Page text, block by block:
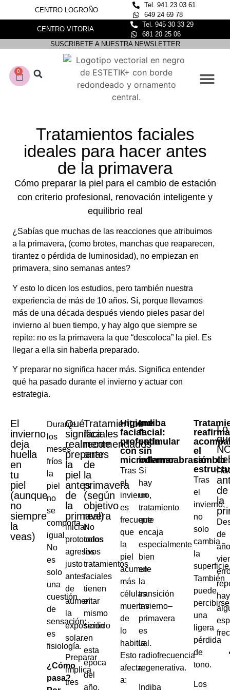
CENTRO LOGROÑO
Tel. 941 23 03 61
649 24 69 78
CENTRO VITORIA
Tel. 945 30 33 29
681 20 25 06
SUSCRIBETE A NUESTRA NEWSLETTER
0
Tratamientos faciales
ideales para hacer antes
de la primavera
Cómo preparar la piel para el cambio de estación
con criterio profesional, renovación inteligente y
equilibrio real
¿Sabías que muchas de las reacciones que atribuimos
a la primavera, (como brotes, manchas que reaparecen,
tirantez o pérdida de luminosidad), no empiezan en
primavera, sino semanas antes?
Y esto lo dicen los estudios, pero también nuestra
experiencia de más de 10 años. Sí, porque llevamos
más de una década después viendo pieles pasar del
invierno al buen tiempo, y hay algo que siempre se
repite: no es la primavera la que “descoloca” la piel. Es
llegar a ella sin haberla preparado.
Y preparar no significa hacer más. Significa entender
qué ha pasado durante el invierno y actuar con
estrategia.
El
invierno
deja
huella
en
tu
piel
(aunque
no
siempre
la
veas)
Durante
los
meses
fríos
la
piel
no
se
comporta
igual.
No
es
solo
una
cuestión
de
sensación;
es
fisiología.
¿Cómo
pasa?
Qué
significa
realmente
preparar
la
piel
antes
de
la
primavera
iniciar
protocolos
agresivos
justo
antes
de
aumentar
la
exposición
solar.
Preparar
implica
tres
Tratamientos
faciales
recomendados
antes
de
la
primavera
(según
objetivo
real)
No
todos
los
tratamientos
faciales
tienen
el
mismo
sentido
en
esta
época
del
año.
Higiene
facial
profunda
con
microdermoabrasión
Tras
el
invierno,
es
frecuente
que
la
piel
acumule
más
células
muertas
de
lo
habitual.
Esto
afecta
a:
Indiba
facial:
estimular
sin
inflamar
Si
hay
un
tratamiento
que
encaja
especialmente
bien
en
la
transición
invierno–
primavera
es
la
radiofrecuencia
regenerativa.
Indiba
el
cambio
Tras
el
invierno,
no
solo
cambia
la
También
puede
percibirse
una
ligera
pérdida
de
tono.
Los
Lo
de
la
de
hay